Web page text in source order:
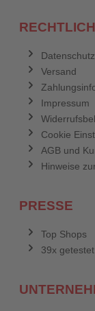
Versand
Impressum
Cookie
AGB und
Hinweise
PRESSE
Top Shops
39x